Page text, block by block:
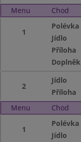
Menu
Chod
1
Polévka
Jídlo
Příloha
Doplněk
2
Jídlo
Příloha
Menu
Chod
1
Polévka
Jídlo